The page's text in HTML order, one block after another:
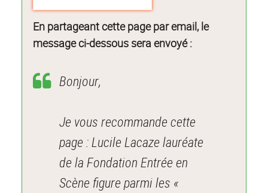
En partageant cette page par email, le
message ci-dessous sera envoyé :
Bonjour,
Je vous recommande cette
page : Lucile Lacaze lauréate
de la Fondation Entrée en
Scène figure parmi les «